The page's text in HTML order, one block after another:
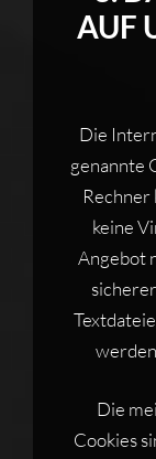
AUF
Die
genannte
Rechner
keine
Angebot
Die
Cookies